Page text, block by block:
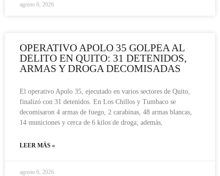
agosto 6, 2026
OPERATIVO APOLO 35 GOLPEA AL
DELITO EN QUITO: 31 DETENIDOS,
ARMAS Y DROGA DECOMISADAS
El operativo Apolo 35, ejecutado en varios sectores de Quito,
finalizó con 31 detenidos. En Los Chillos y Tumbaco se
decomisaron 4 armas de fuego, 2 carabinas, 48 armas blancas,
14 municiones y cerca de 6 kilos de droga; además,
LEER MÁS »
agosto 6, 2026